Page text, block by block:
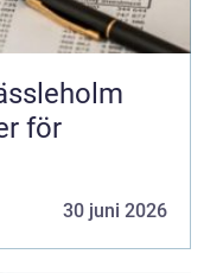
för
30 juni 2026